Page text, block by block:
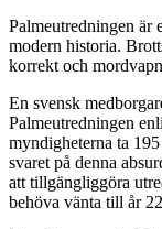
Palmeutredningen är
modern historia.
korrekt och
En svensk
Palmeutredningen
myndigheterna ta
svaret på denna
att tillgängliggöra
behöva vänta till år